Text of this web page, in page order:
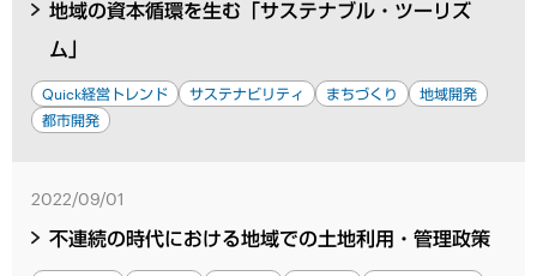
地域の資本循環を生む「サステナブル・ツーリズ
ム」
Quick経営トレンド サステナビリティ まちづくり
地域開発
都市開発
2022/09/01
不連続の時代における地域での土地利用・管理政策